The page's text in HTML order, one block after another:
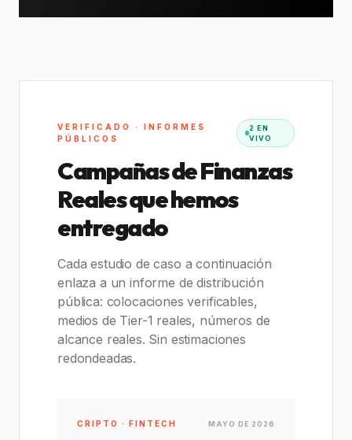
VERIFICADO · INFORMES
PÚBLICOS
2 EN
VIVO
Campañas de Finanzas
Reales que hemos
entregado
Cada estudio de caso a continuación
enlaza a un informe de distribución
pública: colocaciones verificables,
medios de Tier-1 reales, números de
alcance reales. Sin estimaciones
redondeadas.
CRIPTO · FINTECH MAYO DE 2026